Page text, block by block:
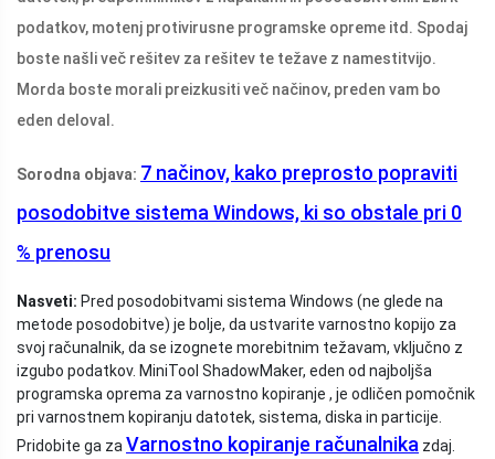
podatkov, motenj protivirusne programske opreme itd. Spodaj
boste našli več rešitev za rešitev te težave z namestitvijo.
Morda boste morali preizkusiti več načinov, preden vam bo
eden deloval.
Sorodna objava: 7 načinov, kako preprosto popraviti
posodobitve sistema Windows, ki so obstale pri 0
% prenosu
Nasveti: Pred posodobitvami sistema Windows (ne glede na
metode posodobitve) je bolje, da ustvarite varnostno kopijo za
svoj računalnik, da se izognete morebitnim težavam, vključno z
izgubo podatkov. MiniTool ShadowMaker, eden od najboljša
programska oprema za varnostno kopiranje , je odličen pomočnik
pri varnostnem kopiranju datotek, sistema, diska in particije.
Pridobite ga za Varnostno kopiranje računalnika zdaj.